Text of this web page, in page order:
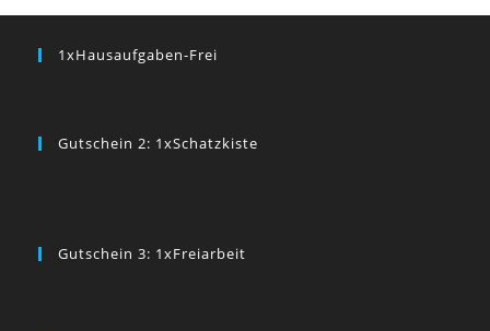
1xHausaufgaben-Frei
Gutschein 2: 1xSchatzkiste
Gutschein 3: 1xFreiarbeit